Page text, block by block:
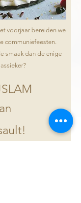
voorjaar bereiden we
communiefeesten.
smaak dan de enige